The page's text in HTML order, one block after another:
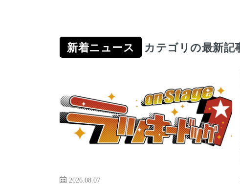
新着ニュース カテゴリの最新記
2026.08.07